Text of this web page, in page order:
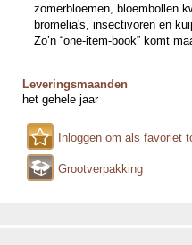
zomerbloemen, bloembollen
bromelia's, insectivoren en
Zo’n “one-item-book” komt
Leveringsmaanden
het gehele jaar
Inloggen om als favoriet
Grootverpakking